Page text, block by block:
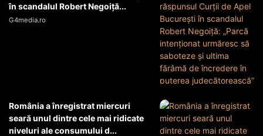
în scandalul Robert Negoiță...
G4media.ro
România a înregistrat miercuri
seară unul dintre cele mai ridicate
niveluri ale consumului d...